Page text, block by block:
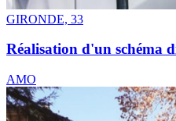
GIRONDE, 33
Réalisation d'un schéma
AMO